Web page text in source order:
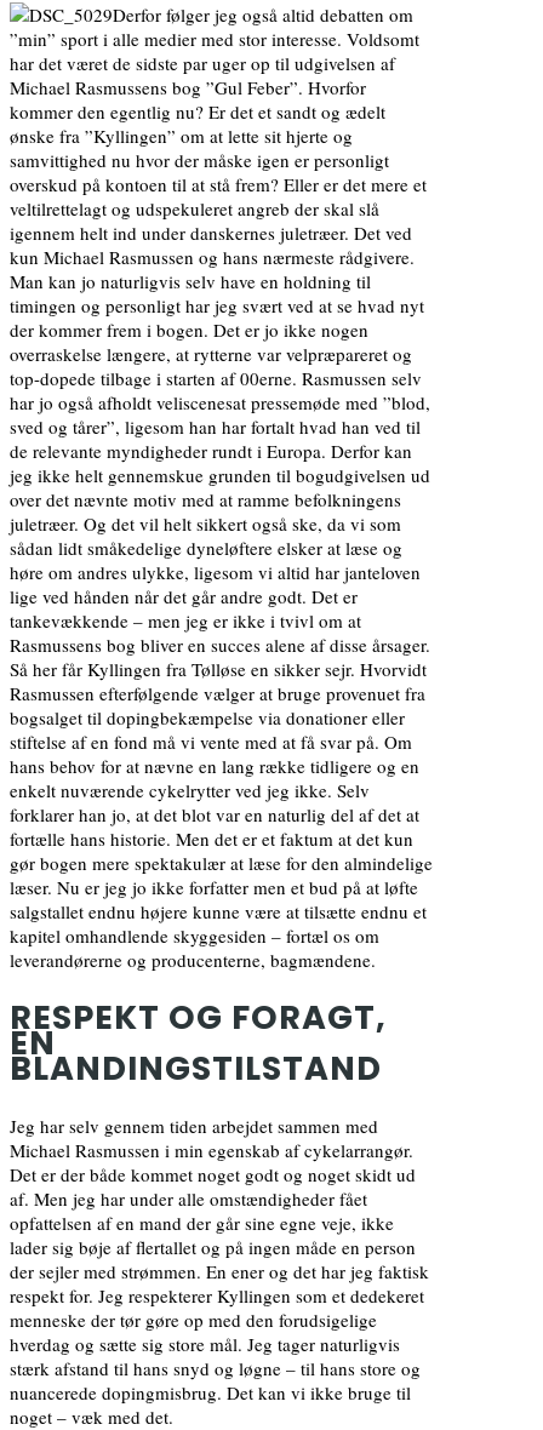
Derfor følger jeg også altid debatten om
”min” sport i alle medier med stor interesse. Voldsomt
har det været de sidste par uger op til udgivelsen af
Michael Rasmussens bog ”Gul Feber”. Hvorfor
kommer den egentlig nu? Er det et sandt og ædelt
ønske fra ”Kyllingen” om at lette sit hjerte og
samvittighed nu hvor der måske igen er personligt
overskud på kontoen til at stå frem? Eller er det mere et
veltilrettelagt og udspekuleret angreb der skal slå
igennem helt ind under danskernes juletræer. Det ved
kun Michael Rasmussen og hans nærmeste rådgivere.
Man kan jo naturligvis selv have en holdning til
timingen og personligt har jeg svært ved at se hvad nyt
der kommer frem i bogen. Det er jo ikke nogen
overraskelse længere, at rytterne var velpræpareret og
top-dopede tilbage i starten af 00erne. Rasmussen selv
har jo også afholdt veliscenesat pressemøde med ”blod,
sved og tårer”, ligesom han har fortalt hvad han ved til
de relevante myndigheder rundt i Europa. Derfor kan
jeg ikke helt gennemskue grunden til bogudgivelsen ud
over det nævnte motiv med at ramme befolkningens
juletræer. Og det vil helt sikkert også ske, da vi som
sådan lidt småkedelige dyneløftere elsker at læse og
høre om andres ulykke, ligesom vi altid har janteloven
lige ved hånden når det går andre godt. Det er
tankevækkende – men jeg er ikke i tvivl om at
Rasmussens bog bliver en succes alene af disse årsager.
Så her får Kyllingen fra Tølløse en sikker sejr. Hvorvidt
Rasmussen efterfølgende vælger at bruge provenuet fra
bogsalget til dopingbekæmpelse via donationer eller
stiftelse af en fond må vi vente med at få svar på. Om
hans behov for at nævne en lang række tidligere og en
enkelt nuværende cykelrytter ved jeg ikke. Selv
forklarer han jo, at det blot var en naturlig del af det at
fortælle hans historie. Men det er et faktum at det kun
gør bogen mere spektakulær at læse for den almindelige
læser. Nu er jeg jo ikke forfatter men et bud på at løfte
salgstallet endnu højere kunne være at tilsætte endnu et
kapitel omhandlende skyggesiden – fortæl os om
leverandørerne og producenterne, bagmændene.
RESPEKT OG FORAGT,
EN
BLANDINGSTILSTAND
Jeg har selv gennem tiden arbejdet sammen med
Michael Rasmussen i min egenskab af cykelarrangør.
Det er der både kommet noget godt og noget skidt ud
af. Men jeg har under alle omstændigheder fået
opfattelsen af en mand der går sine egne veje, ikke
lader sig bøje af flertallet og på ingen måde en person
der sejler med strømmen. En ener og det har jeg faktisk
respekt for. Jeg respekterer Kyllingen som et dedekeret
menneske der tør gøre op med den forudsigelige
hverdag og sætte sig store mål. Jeg tager naturligvis
stærk afstand til hans snyd og løgne – til hans store og
nuancerede dopingmisbrug. Det kan vi ikke bruge til
noget – væk med det.